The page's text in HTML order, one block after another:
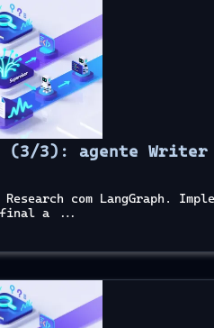
(3/3): agente Writer
com LangGraph.
final a ...